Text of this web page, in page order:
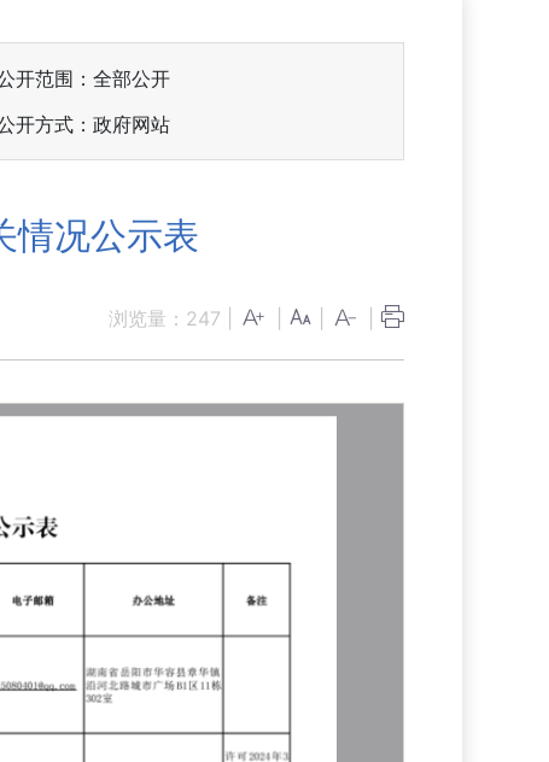
开范围：全部公开
开方式：政府网站
情况公示表
浏览量： 247